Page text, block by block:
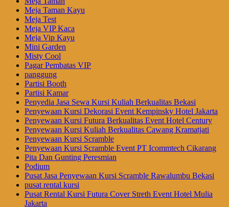
Meja Taman Kayu
Meja Test
Meja VIP Kaca
Meja Vip Kayu
Mini Garden
Misty Cool
Pagar Pembatas VIP
panggung
Partisi Booth
Partisi Kamar
Penyedia Jasa Sewa Kursi Kuliah Berkualitas Bekasi
Penyewaan Kursi Dekorasi Event Kempinsky Hotel Jakarta
Penyewaan Kursi Futura Berkualitas Event Hotel Century
Penyewaan Kursi Kuliah Berkualitas Cawang Kramatjati
Penyewaan Kursi Scramble
Penyewaan Kursi Scramble Event PT Icommtech Cikarang
Pita Dan Gunting Peresmian
Podium
Pusat Jasa Penyewaan Kursi Scramble Rawalumbu Bekasi
pusat rental kursi
Pusat Rental Kursi Futura Cover Streth Event Hotel Mulia
Jakarta